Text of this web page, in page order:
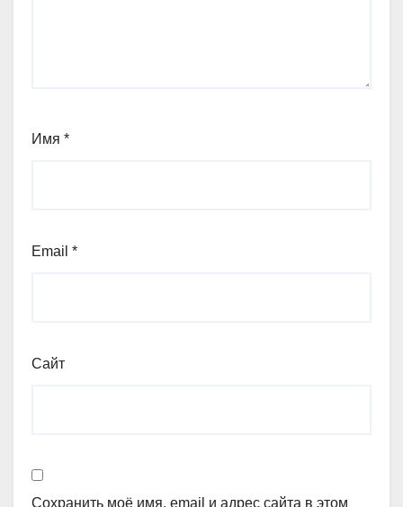
Имя *
Email *
Сайт
Сохранить моё имя, email и адрес сайта в этом